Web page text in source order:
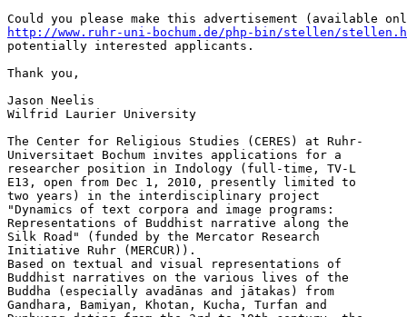
http://www.ruhr-uni-bochum.de/php-bin/stellen/
potentially interested applicants.
Thank you,
Jason Neelis
Wilfrid Laurier University
The Center for Religious Studies (CERES) at Ruhr-
Universitaet Bochum invites applications for a
researcher position in Indology (full-time, TV-L
E13, open from Dec 1, 2010, presently limited to
two years) in the interdisciplinary project
"Dynamics of text corpora and image programs:
Representations of Buddhist narrative along the
Silk Road" (funded by the Mercator Research
Initiative Ruhr (MERCUR)).
Based on textual and visual representations of
Buddhist narratives on the various lives of the
Buddha (especially avadānas and jātakas) from
Gandhara, Bamiyan, Khotan, Kucha, Turfan and